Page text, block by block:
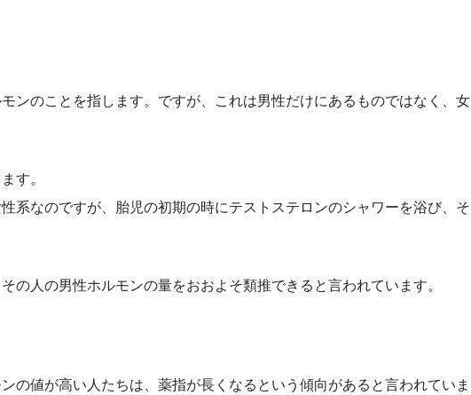
ンのことを指します。ですが、これは男性だけにあるものではなく、女
す。
系なのですが、胎児の初期の時にテストステロンのシャワーを浴び、そ
の人の男性ホルモンの量をおおよそ類推できると言われています。
の値が高い人たちは、薬指が長くなるという傾向があると言われていま